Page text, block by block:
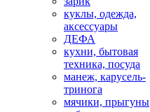
куклы, одежда,
аксессуары
ДЕФА
кухни, бытовая
техника, посуда
манеж, карусель-
тринога
мячики, прыгуны